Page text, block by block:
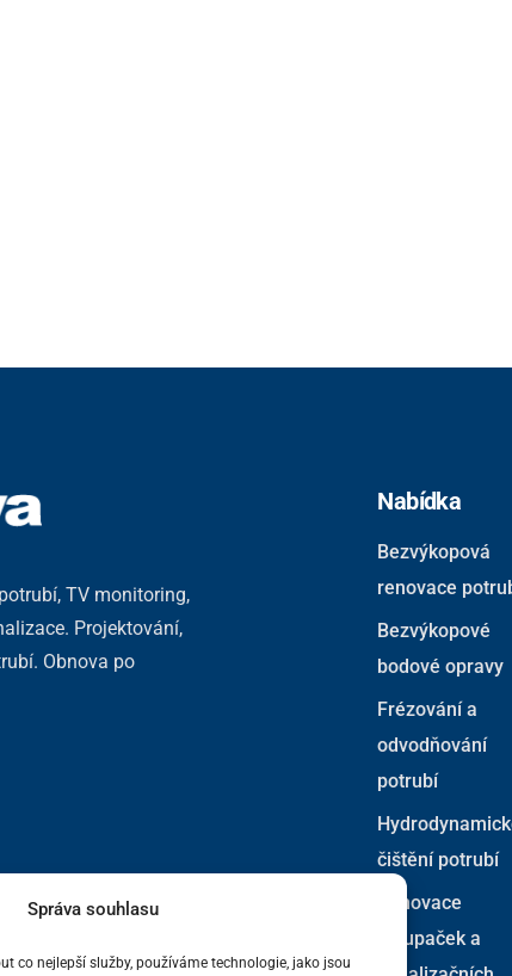
Správa souhlasu
co nejlepší služby, používáme technologie, jako jsou
TV monitoring,
Projektování,
Obnova po
Nabídka
Bezvýkopová
renovace
Bezvýkopové
bodové opravy
Frézování a
odvodňování
potrubí
čištění potrubí
Renovace
stoupaček a